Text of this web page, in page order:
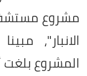
مشروع
الانبار"،
المشروع بلغت